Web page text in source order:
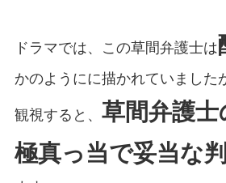
ドラマでは、この草間弁護士は
かのようにに描かれていました
観視すると、 草間弁護
極真っ当で妥当な